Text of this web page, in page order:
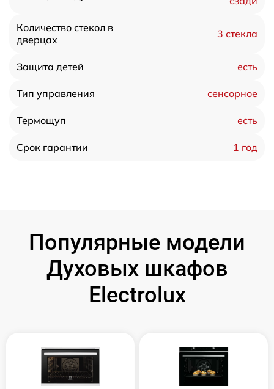
Количество стекол в
дверцах
3 стекла
Защита детей есть
Тип управления сенсорное
Термощуп есть
Срок гарантии 1 год
Популярные модели
Духовых шкафов
Electrolux